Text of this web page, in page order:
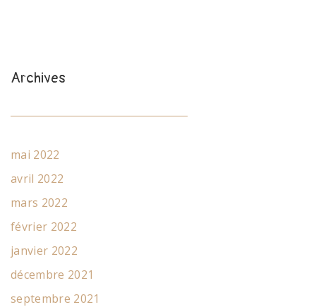
Archives
mai 2022
avril 2022
mars 2022
février 2022
janvier 2022
décembre 2021
septembre 2021